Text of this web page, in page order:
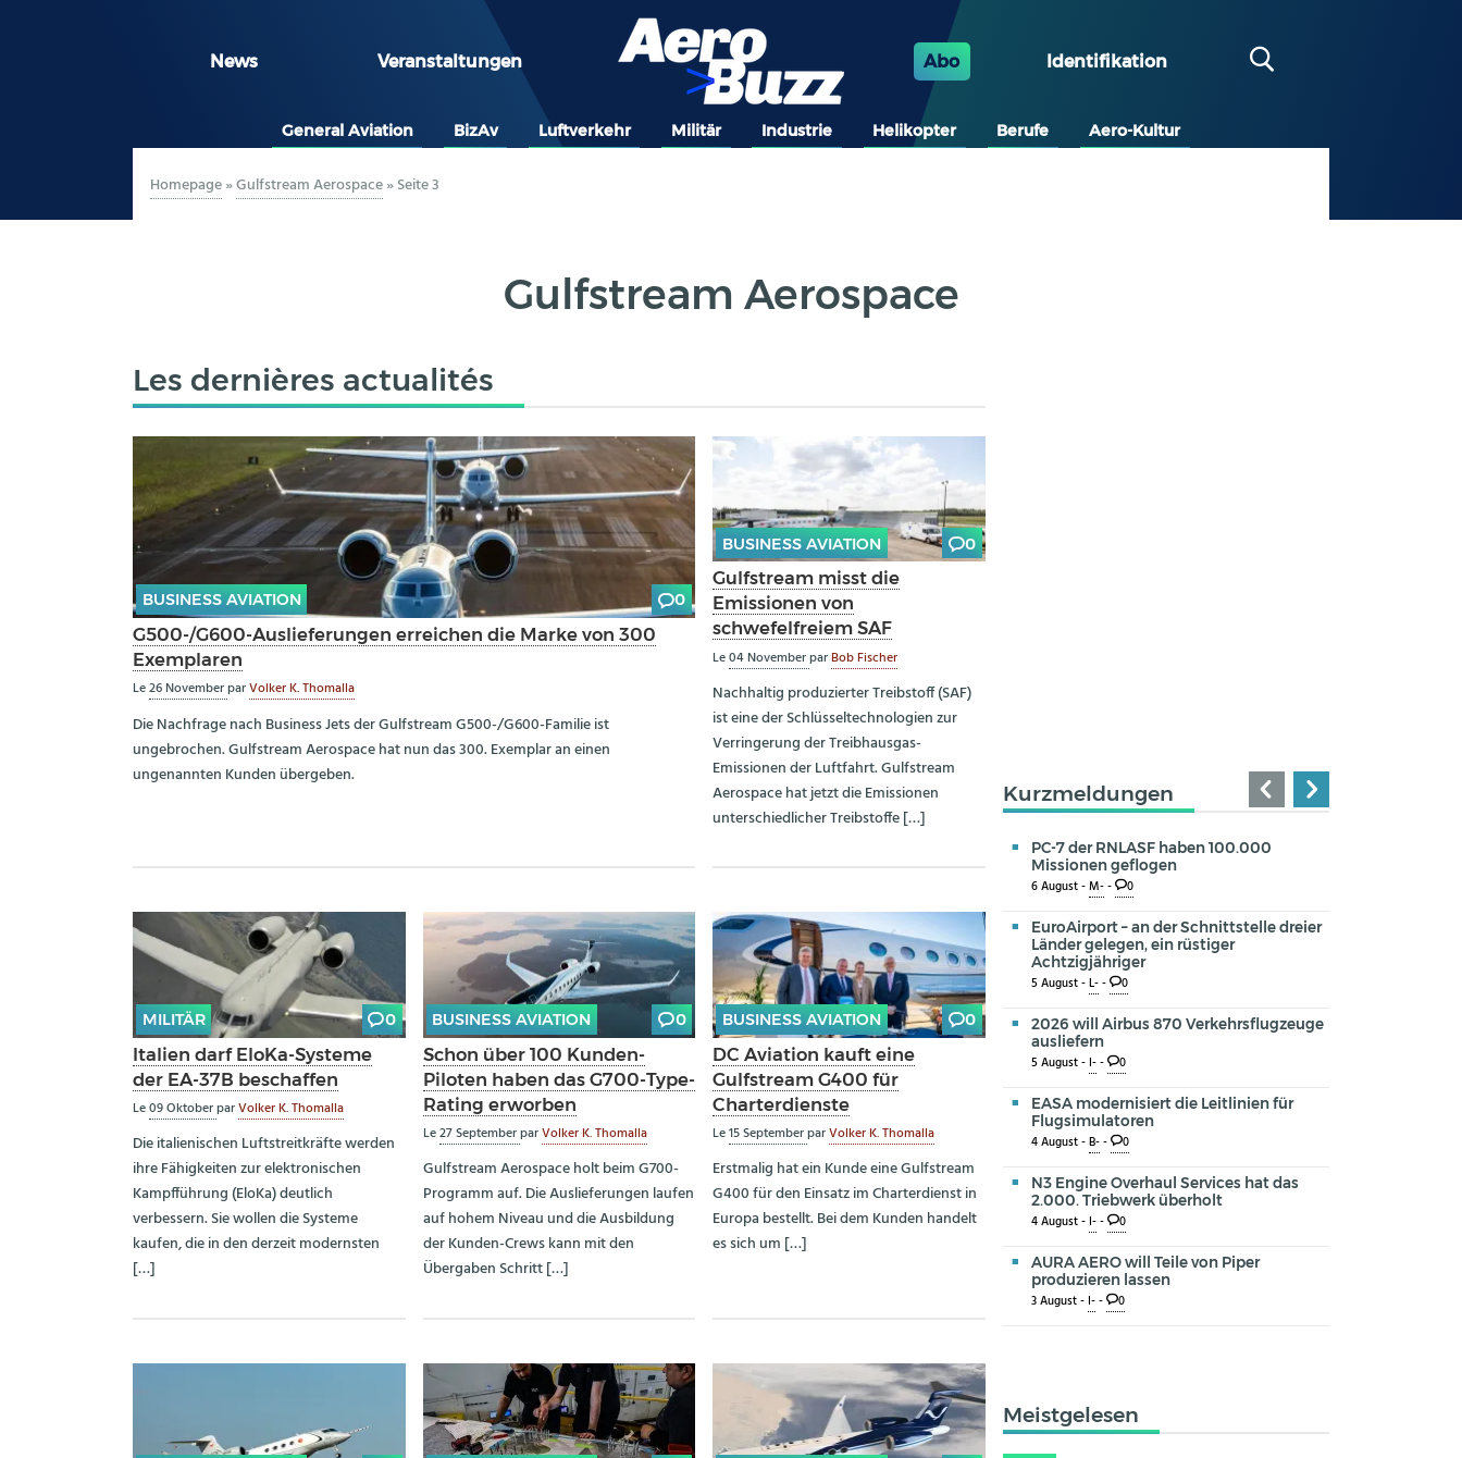
News Veranstaltungen Abo Identifikation
General Aviation BizAv Luftverkehr Militär Industrie Helikopter Berufe Aero-Kultur
Homepage»Gulfstream Aerospace»Seite 3
Gulfstream Aerospace
Les dernières actualités
BUSINESS AVIATION 0
G500-/G600-Auslieferungen erreichen die Marke von 300
Exemplaren
Le26 NovemberparVolker K. Thomalla
Die Nachfrage nach Business Jets der Gulfstream G500-/G600-Familie ist
ungebrochen. Gulfstream Aerospace hat nun das 300. Exemplar an einen
ungenannten Kunden übergeben.
BUSINESS AVIATION 0
Gulfstream misst die
Emissionen von
schwefelfreiem SAF
Le04 NovemberparBob Fischer
Nachhaltig produzierter Treibstoff (SAF)
ist eine der Schlüsseltechnologien zur
Verringerung der Treibhausgas-
Emissionen der Luftfahrt. Gulfstream
Aerospace hat jetzt die Emissionen
unterschiedlicher Treibstoffe […]
MILITÄR 0
Italien darf EloKa-Systeme
der EA-37B beschaffen
Le09 OktoberparVolker K. Thomalla
Die italienischen Luftstreitkräfte werden
ihre Fähigkeiten zur elektronischen
Kampfführung (EloKa) deutlich
verbessern. Sie wollen die Systeme
kaufen, die in den derzeit modernsten
[…]
BUSINESS AVIATION 0
Schon über 100 Kunden-
Piloten haben das G700-Type-
Rating erworben
Le27 SeptemberparVolker K. Thomalla
Gulfstream Aerospace holt beim G700-
Programm auf. Die Auslieferungen laufen
auf hohem Niveau und die Ausbildung
der Kunden-Crews kann mit den
Übergaben Schritt […]
BUSINESS AVIATION 0
DC Aviation kauft eine
Gulfstream G400 für
Charterdienste
Le15 SeptemberparVolker K. Thomalla
Erstmalig hat ein Kunde eine Gulfstream
G400 für den Einsatz im Charterdienst in
Europa bestellt. Bei dem Kunden handelt
es sich um […]
Kurzmeldungen
PC-7 der RNLASF haben 100.000
Missionen geflogen
6 August -M-- 0
EuroAirport – an der Schnittstelle dreier
Länder gelegen, ein rüstiger
Achtzigjähriger
5 August -L-- 0
2026 will Airbus 870 Verkehrsflugzeuge
ausliefern
5 August -I-- 0
EASA modernisiert die Leitlinien für
Flugsimulatoren
4 August -B-- 0
N3 Engine Overhaul Services hat das
2.000. Triebwerk überholt
4 August -I-- 0
AURA AERO will Teile von Piper
produzieren lassen
3 August -I-- 0
Meistgelesen